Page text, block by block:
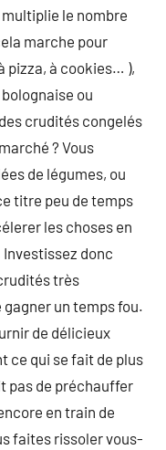
le nombre
marche pour
pizza, à cookies… ),
ou
crudités congelés
? Vous
de légumes, ou
titre peu de temps
les choses en
Investissez donc
très
un temps fou.
de délicieux
ce qui se fait de plus
pas de préchauffer
en train de
faites rissoler vous-